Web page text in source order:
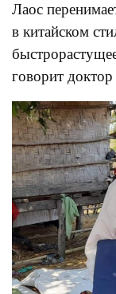
Лаос
в китайском
говорит